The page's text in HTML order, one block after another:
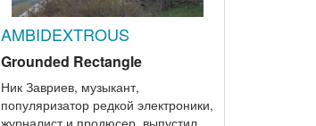
AMBIDEXTROUS
Grounded Rectangle
Ник Завриев, музыкант,
популяризатор редкой электроники,
журналист и продюсер, выпустил